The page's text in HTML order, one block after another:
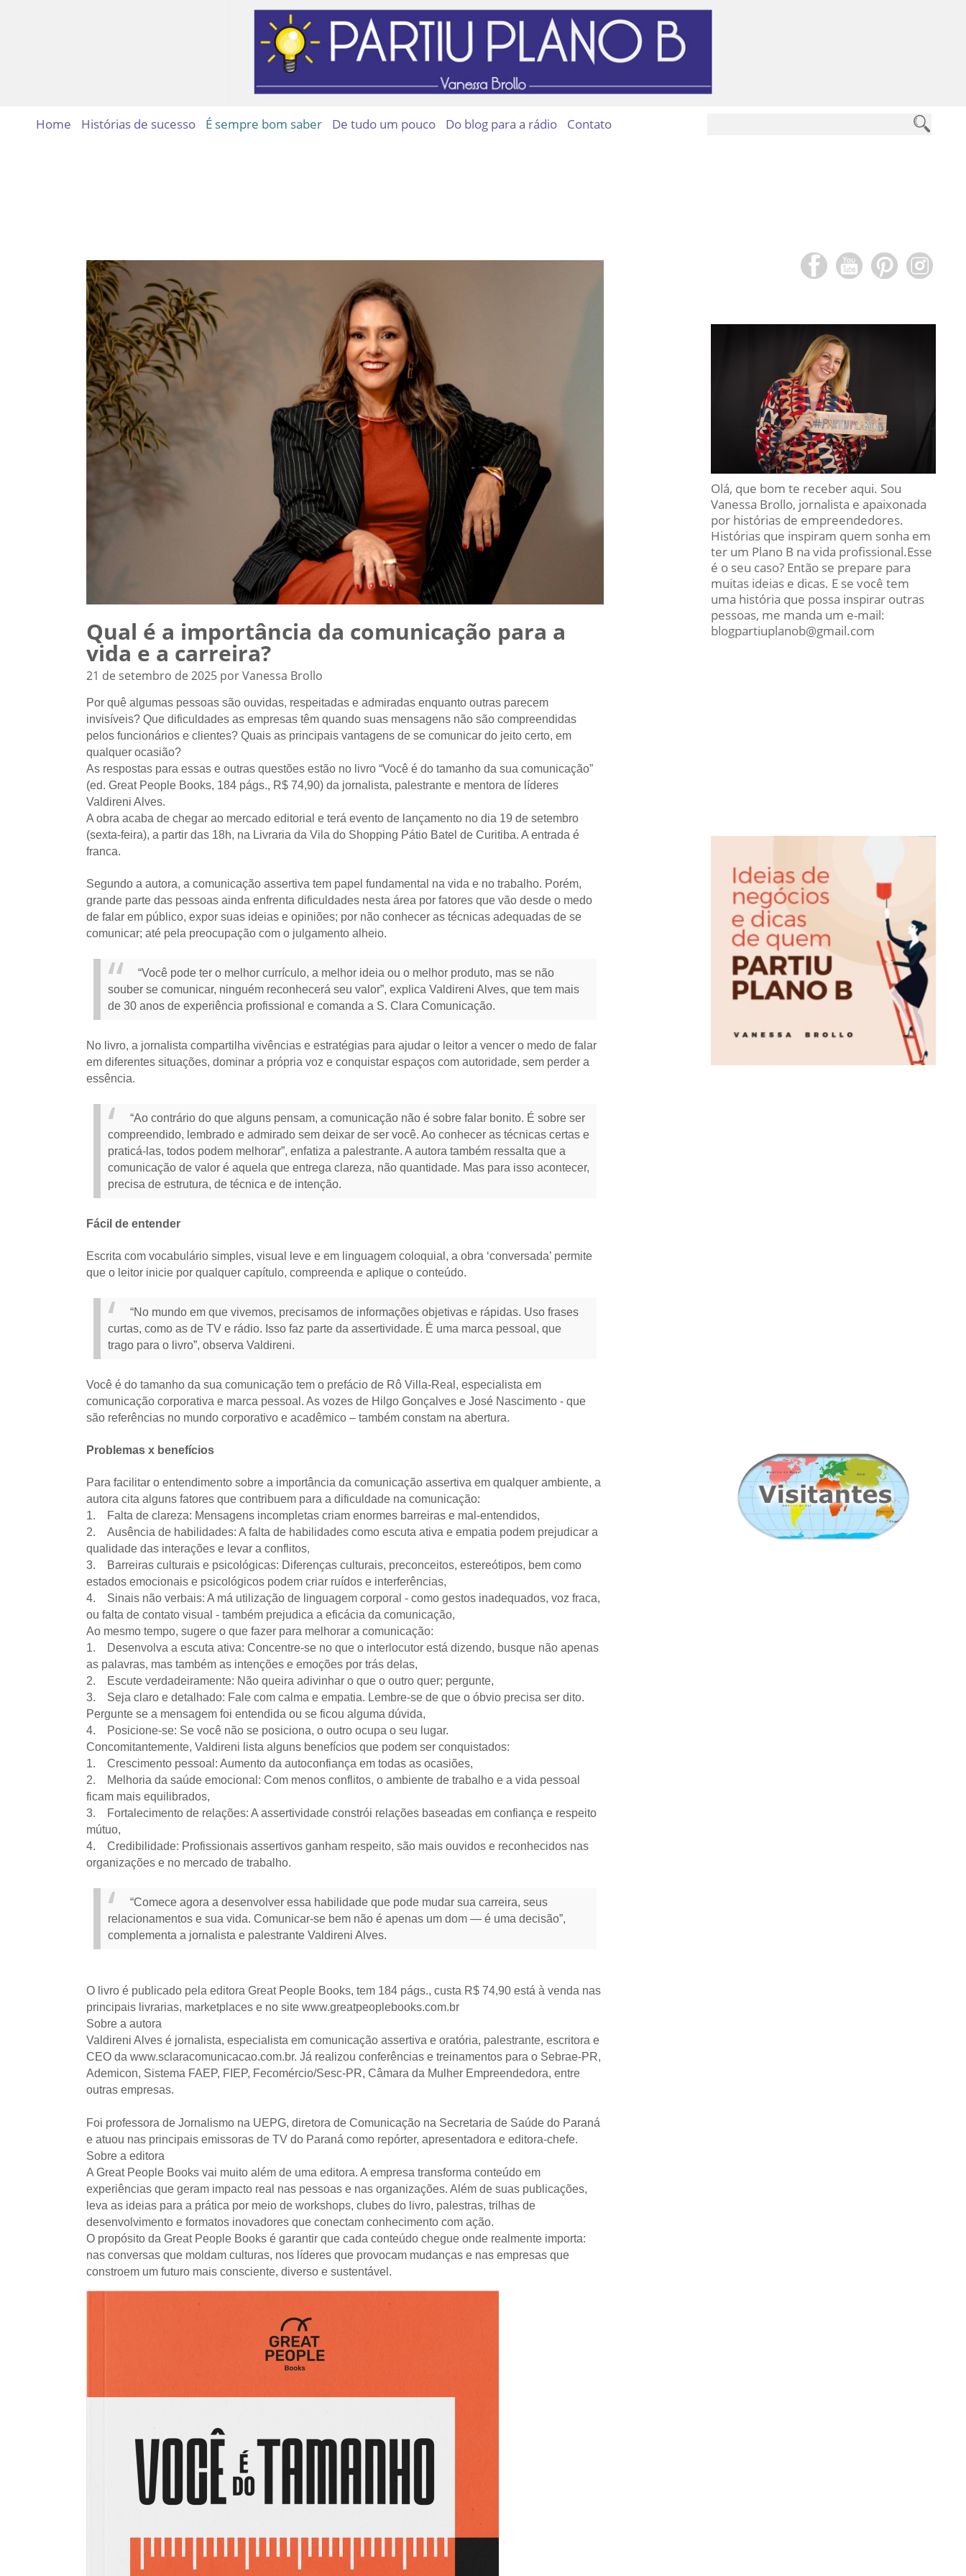
Home Histórias de sucesso É sempre bom saber De tudo um pouco Do blog para a rádio Contato
Olá, que bom te receber aqui. Sou
Vanessa Brollo, jornalista e apaixonada
por histórias de empreendedores.
Histórias que inspiram quem sonha em
ter um Plano B na vida profissional.Esse
é o seu caso? Então se prepare para
muitas ideias e dicas. E se você tem
uma história que possa inspirar outras
pessoas, me manda um e-mail:
blogpartiuplanob@gmail.com
Qual é a importância da comunicação para a
vida e a carreira?
21 de setembro de 2025 por Vanessa Brollo
Por quê algumas pessoas são ouvidas, respeitadas e admiradas enquanto outras parecem
invisíveis? Que dificuldades as empresas têm quando suas mensagens não são compreendidas
pelos funcionários e clientes? Quais as principais vantagens de se comunicar do jeito certo, em
qualquer ocasião?
As respostas para essas e outras questões estão no livro “Você é do tamanho da sua comunicação”
(ed. Great People Books, 184 págs., R$ 74,90) da jornalista, palestrante e mentora de líderes
Valdireni Alves.
A obra acaba de chegar ao mercado editorial e terá evento de lançamento no dia 19 de setembro
(sexta-feira), a partir das 18h, na Livraria da Vila do Shopping Pátio Batel de Curitiba. A entrada é
franca.
Segundo a autora, a comunicação assertiva tem papel fundamental na vida e no trabalho. Porém,
grande parte das pessoas ainda enfrenta dificuldades nesta área por fatores que vão desde o medo
de falar em público, expor suas ideias e opiniões; por não conhecer as técnicas adequadas de se
comunicar; até pela preocupação com o julgamento alheio.
“Você pode ter o melhor currículo, a melhor ideia ou o melhor produto, mas se não
souber se comunicar, ninguém reconhecerá seu valor”, explica Valdireni Alves, que tem mais
de 30 anos de experiência profissional e comanda a S. Clara Comunicação.
No livro, a jornalista compartilha vivências e estratégias para ajudar o leitor a vencer o medo de falar
em diferentes situações, dominar a própria voz e conquistar espaços com autoridade, sem perder a
essência.
“Ao contrário do que alguns pensam, a comunicação não é sobre falar bonito. É sobre ser
compreendido, lembrado e admirado sem deixar de ser você. Ao conhecer as técnicas certas e
praticá-las, todos podem melhorar”, enfatiza a palestrante. A autora também ressalta que a
comunicação de valor é aquela que entrega clareza, não quantidade. Mas para isso acontecer,
precisa de estrutura, de técnica e de intenção.
Fácil de entender
Escrita com vocabulário simples, visual leve e em linguagem coloquial, a obra ‘conversada’ permite
que o leitor inicie por qualquer capítulo, compreenda e aplique o conteúdo.
“No mundo em que vivemos, precisamos de informações objetivas e rápidas. Uso frases
curtas, como as de TV e rádio. Isso faz parte da assertividade. É uma marca pessoal, que
trago para o livro”, observa Valdireni.
Você é do tamanho da sua comunicação tem o prefácio de Rô Villa-Real, especialista em
comunicação corporativa e marca pessoal. As vozes de Hilgo Gonçalves e José Nascimento - que
são referências no mundo corporativo e acadêmico – também constam na abertura.
Problemas x benefícios
Para facilitar o entendimento sobre a importância da comunicação assertiva em qualquer ambiente, a
autora cita alguns fatores que contribuem para a dificuldade na comunicação:
1. Falta de clareza: Mensagens incompletas criam enormes barreiras e mal-entendidos,
2. Ausência de habilidades: A falta de habilidades como escuta ativa e empatia podem prejudicar a
qualidade das interações e levar a conflitos,
3. Barreiras culturais e psicológicas: Diferenças culturais, preconceitos, estereótipos, bem como
estados emocionais e psicológicos podem criar ruídos e interferências,
4. Sinais não verbais: A má utilização de linguagem corporal - como gestos inadequados, voz fraca,
ou falta de contato visual - também prejudica a eficácia da comunicação,
Ao mesmo tempo, sugere o que fazer para melhorar a comunicação:
1. Desenvolva a escuta ativa: Concentre-se no que o interlocutor está dizendo, busque não apenas
as palavras, mas também as intenções e emoções por trás delas,
2. Escute verdadeiramente: Não queira adivinhar o que o outro quer; pergunte,
3. Seja claro e detalhado: Fale com calma e empatia. Lembre-se de que o óbvio precisa ser dito.
Pergunte se a mensagem foi entendida ou se ficou alguma dúvida,
4. Posicione-se: Se você não se posiciona, o outro ocupa o seu lugar.
Concomitantemente, Valdireni lista alguns benefícios que podem ser conquistados:
1. Crescimento pessoal: Aumento da autoconfiança em todas as ocasiões,
2. Melhoria da saúde emocional: Com menos conflitos, o ambiente de trabalho e a vida pessoal
ficam mais equilibrados,
3. Fortalecimento de relações: A assertividade constrói relações baseadas em confiança e respeito
mútuo,
4. Credibilidade: Profissionais assertivos ganham respeito, são mais ouvidos e reconhecidos nas
organizações e no mercado de trabalho.
“Comece agora a desenvolver essa habilidade que pode mudar sua carreira, seus
relacionamentos e sua vida. Comunicar-se bem não é apenas um dom — é uma decisão”,
complementa a jornalista e palestrante Valdireni Alves.
O livro é publicado pela editora Great People Books, tem 184 págs., custa R$ 74,90 está à venda nas
principais livrarias, marketplaces e no site www.greatpeoplebooks.com.br
Sobre a autora
Valdireni Alves é jornalista, especialista em comunicação assertiva e oratória, palestrante, escritora e
CEO da www.sclaracomunicacao.com.br. Já realizou conferências e treinamentos para o Sebrae-PR,
Ademicon, Sistema FAEP, FIEP, Fecomércio/Sesc-PR, Câmara da Mulher Empreendedora, entre
outras empresas.
Foi professora de Jornalismo na UEPG, diretora de Comunicação na Secretaria de Saúde do Paraná
e atuou nas principais emissoras de TV do Paraná como repórter, apresentadora e editora-chefe.
Sobre a editora
A Great People Books vai muito além de uma editora. A empresa transforma conteúdo em
experiências que geram impacto real nas pessoas e nas organizações. Além de suas publicações,
leva as ideias para a prática por meio de workshops, clubes do livro, palestras, trilhas de
desenvolvimento e formatos inovadores que conectam conhecimento com ação.
O propósito da Great People Books é garantir que cada conteúdo chegue onde realmente importa:
nas conversas que moldam culturas, nos líderes que provocam mudanças e nas empresas que
constroem um futuro mais consciente, diverso e sustentável.